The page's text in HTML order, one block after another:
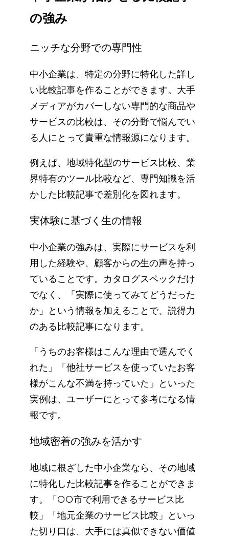
の強み
ニッチな分野での専門性
中小企業は、特定の分野に特化した詳し
い比較記事を作ることができます。大手
メディアがカバーしない専門的な商品や
サービスの比較は、その分野で悩んでい
る人にとって貴重な情報源になります。
例えば、地域特化型のサービス比較、業
界特有のツール比較など、専門知識を活
かした比較記事で差別化を図れます。
実体験に基づく生の情報
中小企業の強みは、実際にサービスを利
用した経験や、顧客からの生の声を持っ
ていることです。カタログスペックだけ
でなく、「実際に使ってみてどうだった
か」という情報を加えることで、説得力
のある比較記事になります。
「うちのお客様はこんな理由で選んでく
れた」「他社サービスを使っていたお客
様がこんな不満を持っていた」といった
実例は、ユーザーにとって参考になる情
報です。
地域密着の強みを活かす
地域に根ざした中小企業なら、その地域
に特化した比較記事を作ることができま
す。「○○市で利用できるサービス比
較」「地元企業のサービス比較」といっ
た切り口は、大手には真似できない価値